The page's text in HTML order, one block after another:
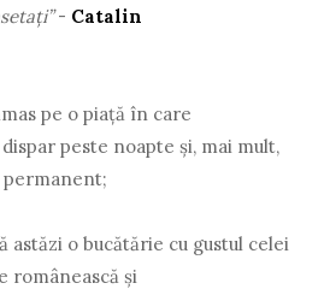
- Catalin
pe o piaţă în care
peste noapte și, mai mult,
permanent;
astăzi o bucătărie cu gustul celei
românească și